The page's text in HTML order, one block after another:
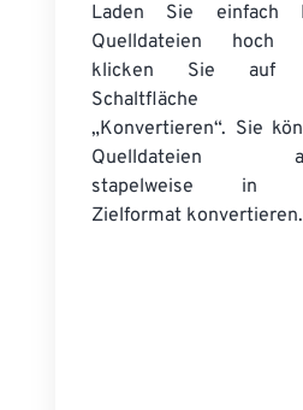
Laden Sie einfach
Quelldateien hoch
klicken Sie auf
Schaltfläche
„Konvertieren“. Sie
Quelldateien
stapelweise in
Zielformat konvertieren.